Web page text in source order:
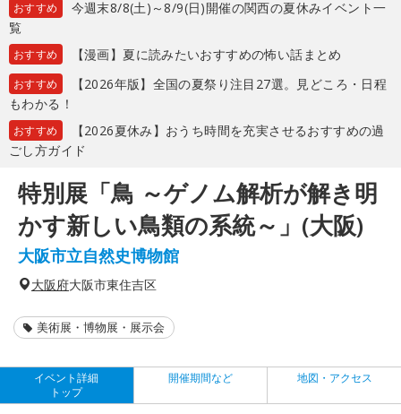
おすすめ
今週末8/8(土)～8/9(日)開催の関西の夏休みイベント一
覧
おすすめ 【漫画】夏に読みたいおすすめの怖い話まとめ
おすすめ
【2026年版】全国の夏祭り注目27選。見どころ・日程
もわかる！
おすすめ
【2026夏休み】おうち時間を充実させるおすすめの過
ごし方ガイド
特別展「鳥 ～ゲノム解析が解き明
かす新しい鳥類の系統～」(大阪)
大阪市立自然史博物館
大阪府大阪市東住吉区
美術展・博物展・展示会
イベント詳細
トップ
開催期間など 地図・アクセス